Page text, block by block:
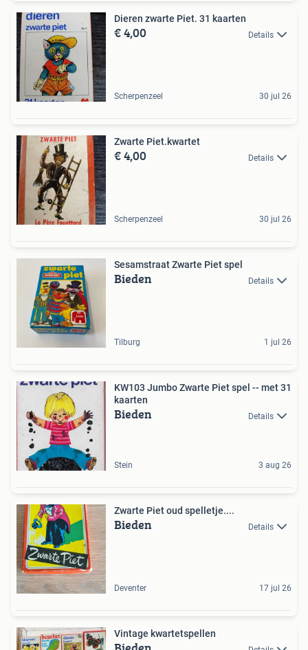
Dieren zwarte Piet. 31 kaarten
€ 4,00 Details
Scherpenzeel 30 jul 26
Zwarte Piet.kwartet
€ 4,00 Details
Scherpenzeel 30 jul 26
Sesamstraat Zwarte Piet spel
Bieden Details
Tilburg 1 jul 26
KW103 Jumbo Zwarte Piet spel -- met 31
kaarten
Bieden Details
Stein 3 aug 26
Zwarte Piet oud spelletje....
Bieden Details
Deventer 17 jul 26
Vintage kwartetspellen